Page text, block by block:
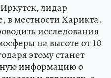
лидар
в местности Харикта.
исследования
на высоте от 10
этому станет
информацию о